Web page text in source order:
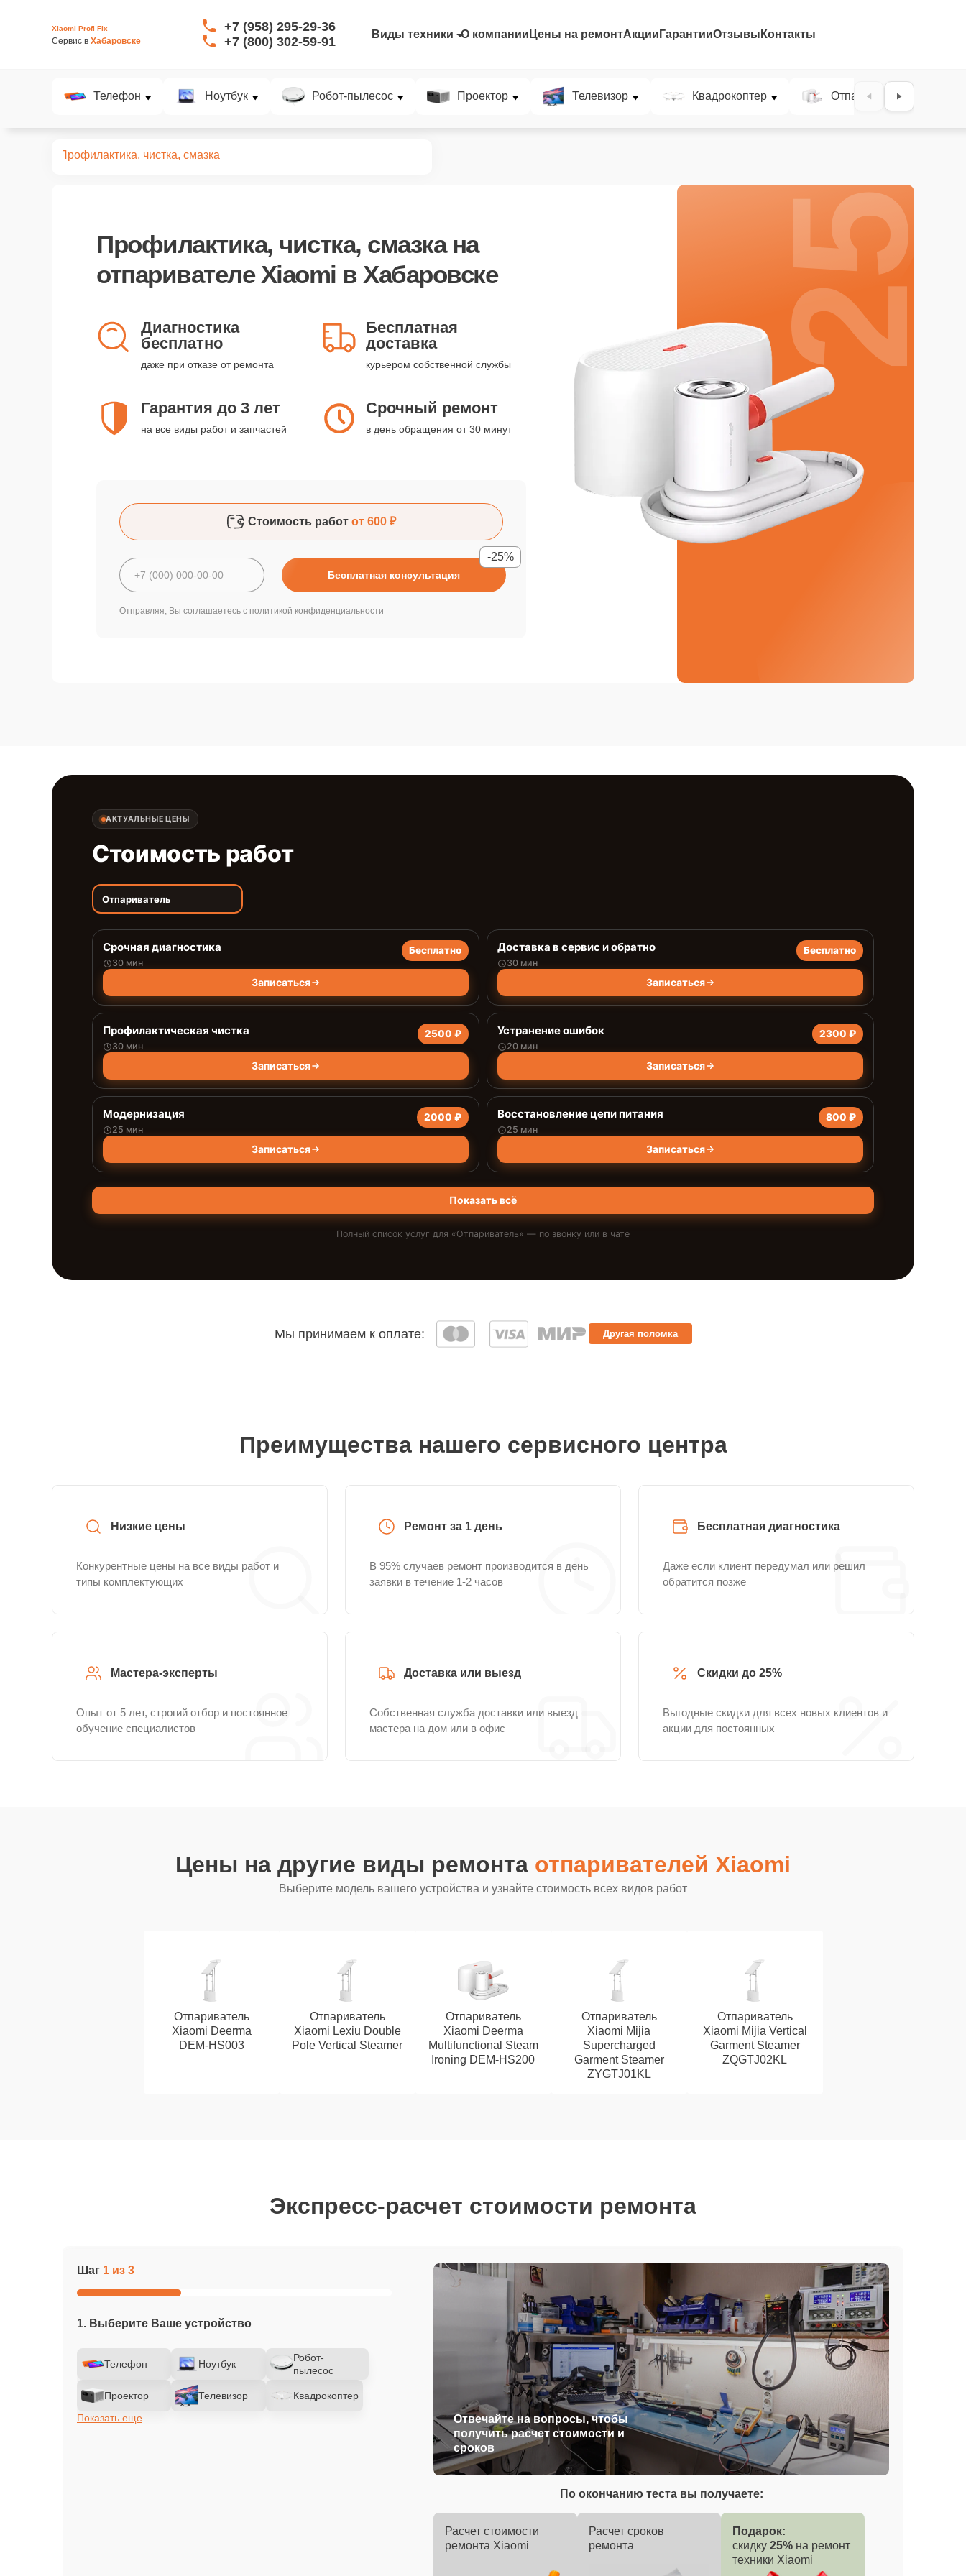
Xiaomi Profi Fix
Сервис в Хабаровске
+7 (958) 295-29-36
+7 (800) 302-59-91
Виды техники О компании Цены на ремонтАкции ГарантииОтзывы Контакты
Телефон Ноутбук Робот-пылесос Проектор Телевизор Квадрокоптер Отпариватель
Профилактика, чистка, смазка
Профилактика, чистка, смазкана
отпаривателе Xiaomi в Хабаровске
Диагностика
бесплатно
даже при отказе от ремонта
Бесплатная
доставка
курьером собственной службы
Гарантия до 3 лет
на все виды работ и запчастей
Срочный ремонт
в день обращения от 30 минут
Стоимость работ от 600 ₽
Бесплатная консультация
-25%
Отправляя, Вы соглашаетесь с политикой конфиденциальности
25%
АКТУАЛЬНЫЕ ЦЕНЫ
Стоимость работ
Отпариватель
Срочная диагностика
30 мин
Бесплатно
Записаться
Доставка в сервис и обратно
30 мин
Бесплатно
Записаться
Профилактическая чистка
30 мин
2500 ₽
Записаться
Устранение ошибок
20 мин
2300 ₽
Записаться
Модернизация
25 мин
2000 ₽
Записаться
Восстановление цепи питания
25 мин
800 ₽
Записаться
Показать всё
Полный список услуг для «Отпариватель» — по звонку или в чате
Мы принимаем к оплате: Другая поломка
Преимущества нашего сервисного центра
Низкие цены
Конкурентные цены на все виды работ и
типы комплектующих
Ремонт за 1 день
В 95% случаев ремонт производится в день
заявки в течение 1-2 часов
Бесплатная диагностика
Даже если клиент передумал или решил
обратится позже
Мастера-эксперты
Опыт от 5 лет, строгий отбор и постоянное
обучение специалистов
Доставка или выезд
Собственная служба доставки или выезд
мастера на дом или в офис
Скидки до 25%
Выгодные скидки для всех новых клиентов и
акции для постоянных
Цены на другие виды ремонта отпаривателей Xiaomi
Выберите модель вашего устройства и узнайте стоимость всех видов работ
Отпариватель
Xiaomi Deerma
DEM-HS003
Отпариватель
Xiaomi Lexiu Double
Pole Vertical Steamer
Отпариватель
Xiaomi Deerma
Multifunctional Steam
Ironing DEM-HS200
Отпариватель
Xiaomi Mijia
Supercharged
Garment Steamer
ZYGTJ01KL
Отпариватель
Xiaomi Mijia Vertical
Garment Steamer
ZQGTJ02KL
Экспресс-расчет стоимости ремонта
Шаг 1 из 3
1. Выберите Ваше устройство
Телефон Ноутбук
Робот-
пылесос
Проектор Телевизор
Квадрокоптер
Показать еще
Отвечайте на вопросы, чтобы
получить расчет стоимости и
сроков
По окончанию теста вы получаете:
Расчет стоимости
ремонта Xiaomi
Расчет сроков
ремонта
Подарок:
скидку 25% на ремонт
техники Xiaomi